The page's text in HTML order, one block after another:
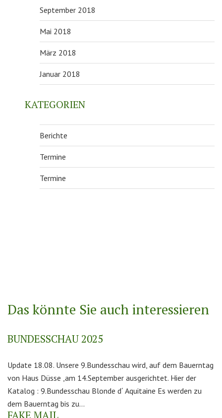
September 2018
Mai 2018
März 2018
Januar 2018
KATEGORIEN
Berichte
Termine
Termine
Das könnte Sie auch interessieren
BUNDESSCHAU 2025
Update 18.08. Unsere 9.Bundesschau wird, auf dem Bauerntag
von Haus Düsse ,am 14.September ausgerichtet. Hier der
Katalog : 9.Bundesschau Blonde d´ Aquitaine Es werden zu
dem Bauerntag bis zu...
FAKE MAIL